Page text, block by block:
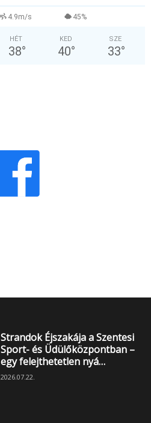
4.9m/s 45%
HÉT
38°
KED
40°
SZE
33°
Strandok Éjszakája a Szentesi
Sport- és Üdülőközpontban –
egy felejthetetlen nyá…
2026.07.22.